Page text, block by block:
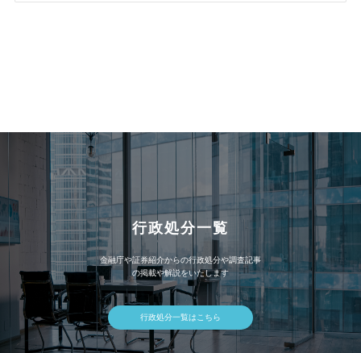
行政処分一覧
金融庁や証券紹介からの行政処分や調査記事
の掲載や解説をいたします
行政処分一覧はこちら